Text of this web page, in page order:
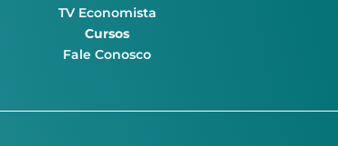
TV Economista
Cursos
Fale Conosco